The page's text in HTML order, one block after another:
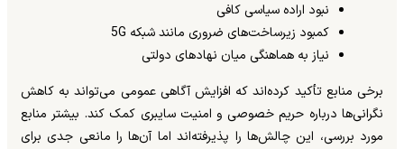
نبود اراده سیاسی کافی
کمبود زیرساخت‌های ضروری مانند شبکه 5G
نیاز به هماهنگی میان نهادهای دولتی
برخی منابع تأکید کرده‌اند که افزایش آگاهی عمومی می‌تواند به کاهش
نگرانی‌ها درباره حریم خصوصی و امنیت سایبری کمک کند. بیشتر منابع
مورد بررسی، این چالش‌ها را پذیرفته‌اند اما آن‌ها را مانعی جدی برای